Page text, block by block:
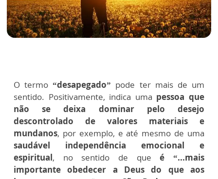
O termo“desapegado” pode ter mais de um
sentido. Positivamente, indica uma pessoa que
não se deixa dominar pelo desejo
descontrolado de valores materiais e
mundanos, por exemplo, e até mesmo de uma
saudável independência emocional e
espiritual, no sentido de queé “...mais
importante obedecer a Deus do que aos